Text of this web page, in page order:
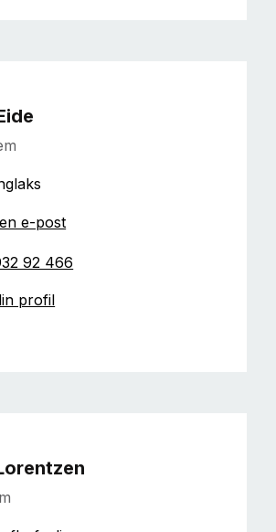
e-post
92 466
profil